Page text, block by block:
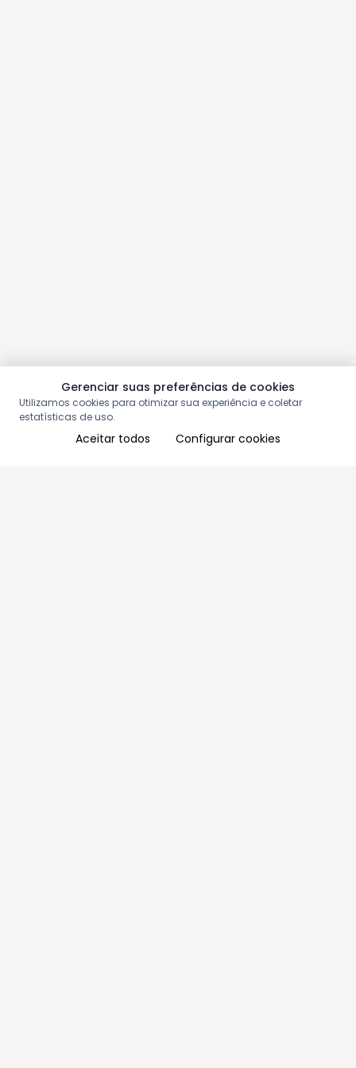
Gerenciar suas preferências de cookies
Utilizamos cookies para otimizar sua experiência e coletar
estatísticas de uso.
Aceitar todos Configurar cookies